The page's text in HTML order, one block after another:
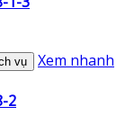
vụ Xem nhanh
2